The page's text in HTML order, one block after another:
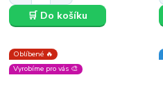
🛒 Do košíku
Oblíbené 🔥
Vyrobíme pro vás 🎨